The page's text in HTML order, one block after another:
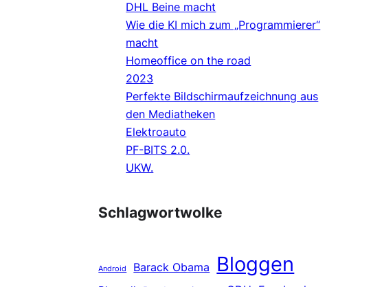
DHL Beine macht
Wie die KI mich zum „Programmierer“
macht
Homeoffice on the road
2023
Perfekte Bildschirmaufzeichnung aus
den Mediatheken
Elektroauto
PF-BITS 2.0.
UKW.
Schlagwortwolke
Android Barack Obama Bloggen